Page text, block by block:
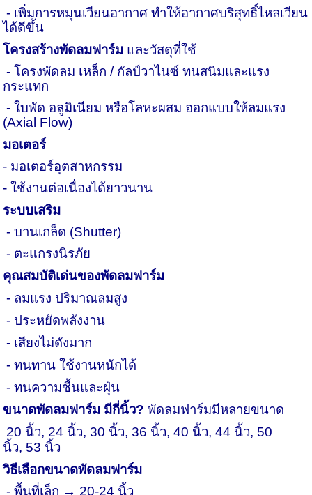
- เพิ่มการหมุนเวียนอากาศ ทำให้อากาศบริสุทธิ์ไหลเวียน
ได้ดีขึ้น
โครงสร้างพัดลมฟาร์ม และวัสดุที่ใช้
-โครงพัดลม เหล็ก / กัลป์วาไนซ์ ทนสนิมและแรง
กระแทก
-ใบพัด อลูมิเนียม หรือโลหะผสม ออกแบบให้ลมแรง
(Axial Flow)
มอเตอร์
- มอเตอร์อุตสาหกรรม
- ใช้งานต่อเนื่องได้ยาวนาน
ระบบเสริม
- บานเกล็ด (Shutter)
- ตะแกรงนิรภัย
คุณสมบัติเด่นของพัดลมฟาร์ม
- ลมแรง ปริมาณลมสูง
- ประหยัดพลังงาน
- เสียงไม่ดังมาก
- ทนทาน ใช้งานหนักได้
-ทนความชื้นและฝุ่น
ขนาดพัดลมฟาร์ม มีกี่นิ้ว? พัดลมฟาร์มมีหลายขนาด
20 นิ้ว, 24 นิ้ว,30 นิ้ว,36 นิ้ว,40 นิ้ว,44 นิ้ว, 50
นิ้ว, 53 นิ้ว
วิธีเลือกขนาดพัดลมฟาร์ม
-พื้นที่เล็ก → 20-24 นิ้ว